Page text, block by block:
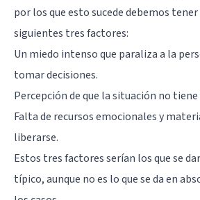
por los que esto sucede debemos
siguientes tres factores:
Un miedo intenso que paraliza a la
tomar decisiones.
Percepción de que la situación no
Falta de recursos emocionales y
liberarse.
Estos tres factores serían los que se
típico, aunque no es lo que se da en